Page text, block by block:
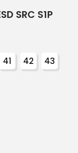
SRC S1P
41 42
43